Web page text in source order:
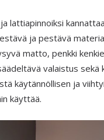
lattiapinnoiksi
ja pestävä
matto, penkki
valaistus sekä
käytännöllisen ja
käyttää.